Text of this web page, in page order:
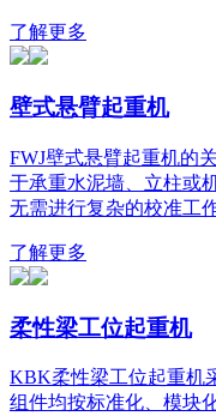
了解更多
壁式悬臂起重机
FWJ壁式悬臂起重机的
于承重水泥墙、立柱或
无需进行复杂的校准工
了解更多
柔性梁工位起重机
KBK柔性梁工位起重机
组件均按标准化、模块